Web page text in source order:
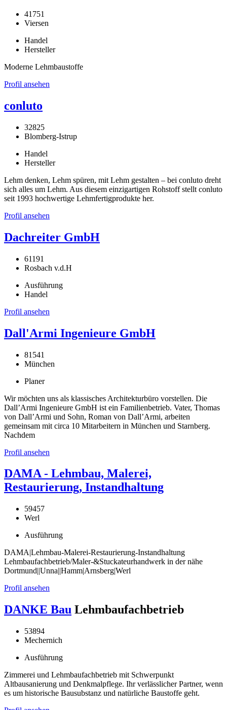
41751
Viersen
Handel
Hersteller
Moderne Lehmbaustoffe
Profil ansehen
conluto
32825
Blomberg-Istrup
Handel
Hersteller
Lehm denken, Lehm spüren, mit Lehm gestalten – bei conluto dreht
sich alles um Lehm. Aus diesem einzigartigen Rohstoff stellt conluto
seit 1993 hochwertige Lehmfertigprodukte her.
Profil ansehen
Dachreiter GmbH
61191
Rosbach v.d.H
Ausführung
Handel
Profil ansehen
Dall'Armi Ingenieure GmbH
81541
München
Planer
Wir möchten uns als klassisches Architekturbüro vorstellen. Die
Dall’Armi Ingenieure GmbH ist ein Familienbetrieb. Vater, Thomas
von Dall’Armi und Sohn, Roman von Dall’Armi, arbeiten
gemeinsam mit circa 10 Mitarbeitern in München und Starnberg.
Nachdem
Profil ansehen
DAMA - Lehmbau, Malerei,
Restaurierung, Instandhaltung
59457
Werl
Ausführung
DAMA|Lehmbau-Malerei-Restaurierung-Instandhaltung
Lehmbaufachbetrieb/Maler-&Stuckateurhandwerk in der nähe
Dortmund||Unna||Hamm|Arnsberg|Werl
Profil ansehen
DANKE Bau Lehmbaufachbetrieb
53894
Mechernich
Ausführung
Zimmerei und Lehmbaufachbetrieb mit Schwerpunkt
Altbausanierung und Denkmalpflege. Ihr verlässlicher Partner, wenn
es um historische Bausubstanz und natürliche Baustoffe geht.